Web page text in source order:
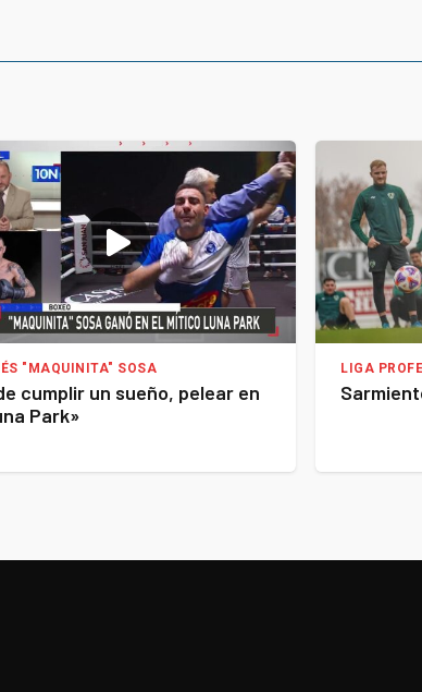
"MAQUINITA" SOSA
cumplir un sueño, pelear en
Park»
LIGA